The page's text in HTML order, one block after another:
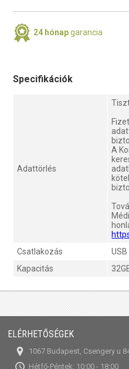
24 hónapgarancia
Specifikációk
Adattörlés
A
Csatlakozás
USB
Kapacitás
ELÉRHETŐSÉGEK
1067 Budapest, Csengery u
Hétfő-Péntek: 10:00 - 18:00